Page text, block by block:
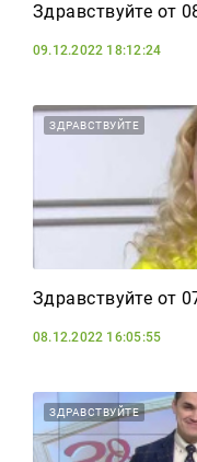
Здравствуйте от
09.12.2022 18:12:24
ЗДРАВСТВУЙТЕ
Здравствуйте от
08.12.2022 16:05:55
ЗДРАВСТВУЙТЕ